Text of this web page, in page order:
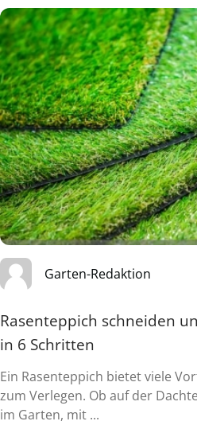
Garten-Redaktion
Rasenteppich schneiden
in 6 Schritten
Ein Rasenteppich bietet viele
zum Verlegen. Ob auf der
im Garten, mit ...